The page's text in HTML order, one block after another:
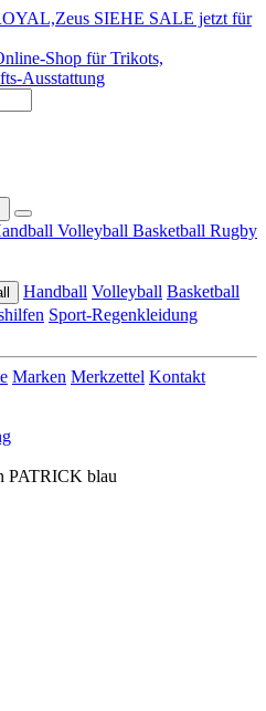
SIEHE SALE jetzt für
Volleyball Basketball Rugby
Handball Volleyball Basketball
Sport-Regenkleidung
Marken Merkzettel Kontakt